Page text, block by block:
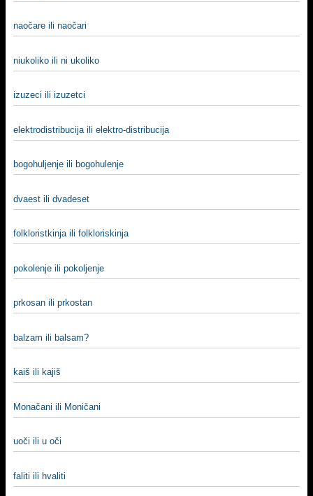
naočare ili naočari
niukoliko ili ni ukoliko
izuzeci ili izuzetci
elektrodistribucija ili elektro-distribucija
bogohuljenje ili bogohulenje
dvaest ili dvadeset
folkloristkinja ili folkloriskinja
pokolenje ili pokoljenje
prkosan ili prkostan
balzam ili balsam?
kaiš ili kajiš
Monačani ili Moničani
uoči ili u oči
faliti ili hvaliti